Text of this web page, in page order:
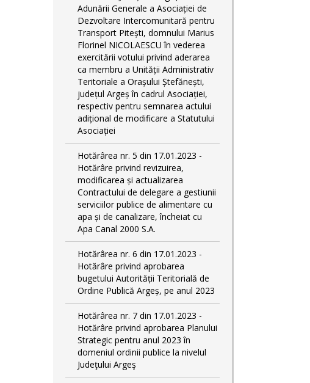
Adunării Generale a Asociației de
Dezvoltare Intercomunitară pentru
Transport Pitești, domnului Marius
Florinel NICOLAESCU în vederea
exercitării votului privind aderarea
ca membru a Unității Administrativ
Teritoriale a Orașului Ștefănești,
județul Argeș în cadrul Asociației,
respectiv pentru semnarea actului
adițional de modificare a Statutului
Asociației
Hotărârea nr. 5 din 17.01.2023 -
Hotărâre privind revizuirea,
modificarea și actualizarea
Contractului de delegare a gestiunii
serviciilor publice de alimentare cu
apa și de canalizare, încheiat cu
Apa Canal 2000 S.A.
Hotărârea nr. 6 din 17.01.2023 -
Hotărâre privind aprobarea
bugetului Autorității Teritorială de
Ordine Publică Argeș, pe anul 2023
Hotărârea nr. 7 din 17.01.2023 -
Hotărâre privind aprobarea Planului
Strategic pentru anul 2023 în
domeniul ordinii publice la nivelul
Judeţului Argeş